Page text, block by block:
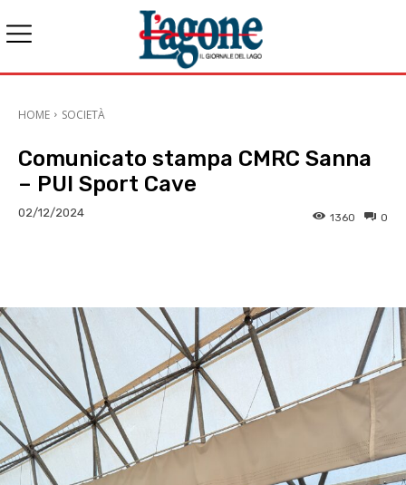
HOME SOCIETÀ
Comunicato stampa CMRC Sanna
– PUI Sport Cave
02/12/2024 0
1360